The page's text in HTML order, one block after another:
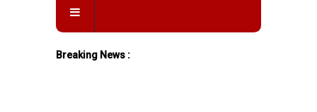
Breaking News :